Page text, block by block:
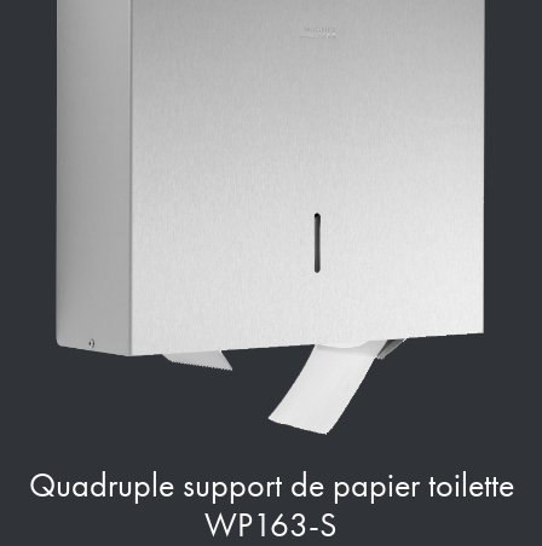
Quadruple support de papier toilette
WP163-S